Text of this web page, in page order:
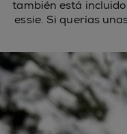
también está
essie. Si querías